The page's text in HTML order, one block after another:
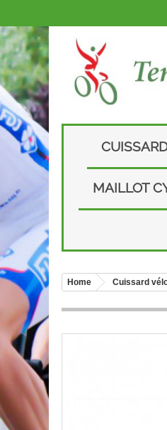
MAILLOT
Home Cuissard